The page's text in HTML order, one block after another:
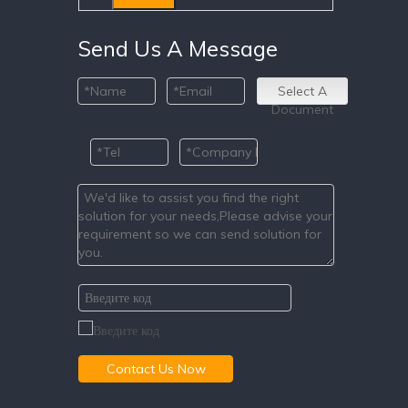
Send Us A Message
Select A
Document
Contact Us Now